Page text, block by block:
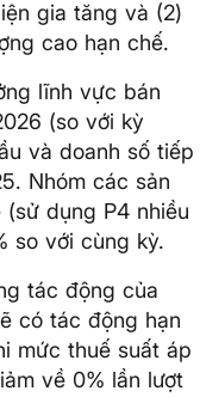
gia tăng và (2)
cao hạn chế.
lĩnh vực bán
(so với kỳ
và doanh số tiếp
Nhóm các sản
dụng P4 nhiều
so với cùng kỳ.
tác động của
có tác động hạn
mức thuế suất áp
về 0% lần lượt